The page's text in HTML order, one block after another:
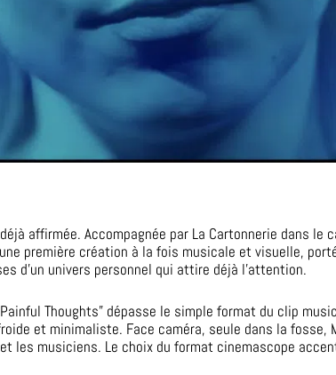
affirmée. Accompagnée par La Cartonnerie dans
première création à la fois musicale et visuelle,
d’un univers personnel qui attire déjà l’attention.
Thoughts” dépasse le simple format du clip
et minimaliste. Face caméra, seule dans la fosse,
les musiciens. Le choix du format cinemascope